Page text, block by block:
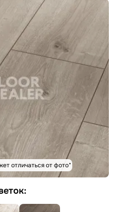
отличаться от фото*